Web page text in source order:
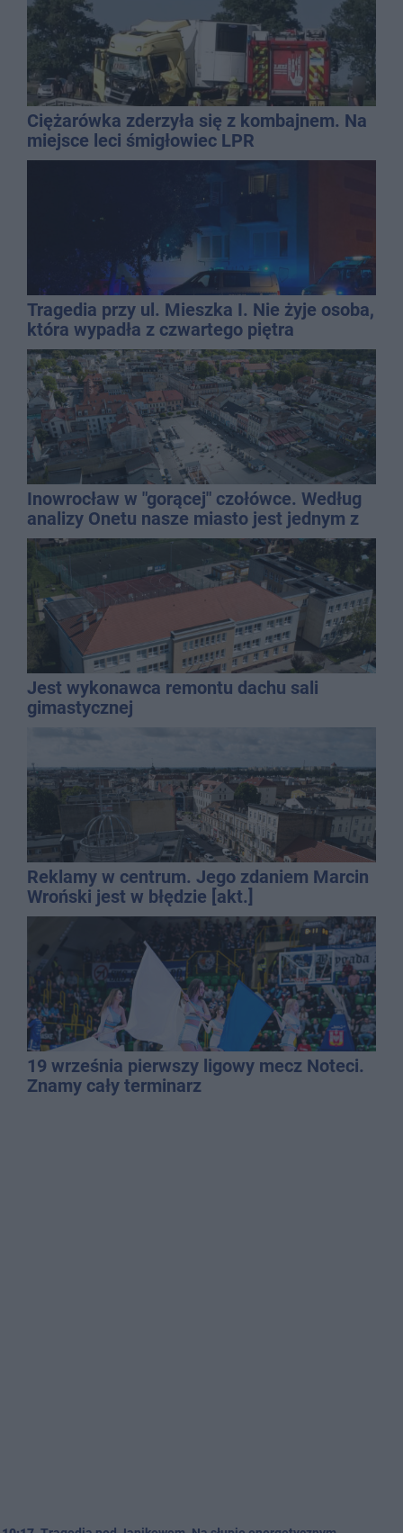
Ciężarówka zderzyła się z kombajnem. Na
miejsce leci śmigłowiec LPR
Tragedia przy ul. Mieszka I. Nie żyje osoba,
która wypadła z czwartego piętra
Inowrocław w "gorącej" czołówce. Według
analizy Onetu nasze miasto jest jednym z
najbardziej narażonych na upały
Jest wykonawca remontu dachu sali
gimastycznej
Reklamy w centrum. Jego zdaniem Marcin
Wroński jest w błędzie [akt.]
19 września pierwszy ligowy mecz Noteci.
Znamy cały terminarz